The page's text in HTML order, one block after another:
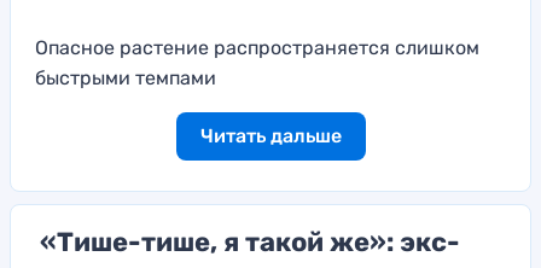
Опасное растение распространяется слишком
быстрыми темпами
Читать дальше
«Тише-тише, я такой же»: экс-